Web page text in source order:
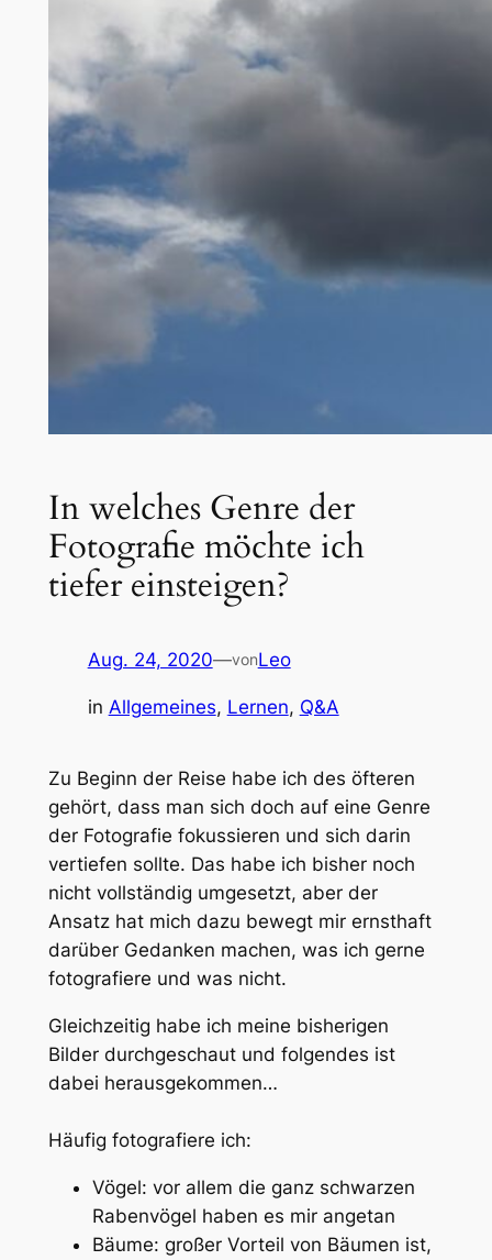
In welches Genre der
Fotografie möchte ich
tiefer einsteigen?
Aug. 24, 2020—vonLeo
in Allgemeines, Lernen, Q&A
Zu Beginn der Reise habe ich des öfteren
gehört, dass man sich doch auf eine Genre
der Fotografie fokussieren und sich darin
vertiefen sollte. Das habe ich bisher noch
nicht vollständig umgesetzt, aber der
Ansatz hat mich dazu bewegt mir ernsthaft
darüber Gedanken machen, was ich gerne
fotografiere und was nicht.
Gleichzeitig habe ich meine bisherigen
Bilder durchgeschaut und folgendes ist
dabei herausgekommen…
Häufig fotografiere ich:
Vögel: vor allem die ganz schwarzen
Rabenvögel haben es mir angetan
Bäume: großer Vorteil von Bäumen ist,